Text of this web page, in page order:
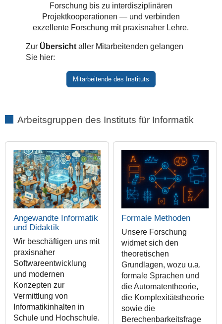
Forschung bis zu interdisziplinären
Projektkooperationen — und verbinden
exzellente Forschung mit praxisnaher Lehre.
Zur Übersichtaller Mitarbeitenden gelangen
Sie hier:
Mitarbeitende des Instituts
Arbeitsgruppen des Instituts für Informatik
Angewandte Informatik
und Didaktik
Wir beschäftigen uns mit
praxisnaher
Softwareentwicklung
und modernen
Konzepten zur
Vermittlung von
Informatikinhalten in
Schule und Hochschule.
Formale Methoden
Unsere Forschung
widmet sich den
theoretischen
Grundlagen, wozu u.a.
formale Sprachen und
die Automatentheorie,
die Komplexitätstheorie
sowie die
Berechenbarkeitsfrage